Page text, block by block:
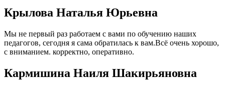
Крылова Наталья Юрьевна
Мы не первый раз работаем с вами по обучению наших
педагогов, сегодня я сама обратилась к вам.Всё очень хорошо,
с вниманием. корректно, оперативно.
Кармишина Наиля Шакирьяновна